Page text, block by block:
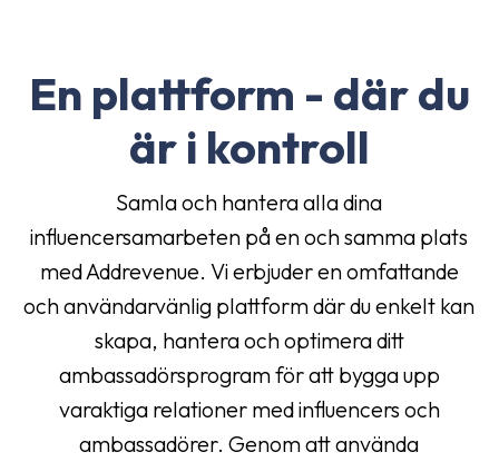
En plattform - där du
är i kontroll
Samla och hantera alla dina
influencersamarbeten på en och samma plats
med Addrevenue. Vi erbjuder en omfattande
och användarvänlig plattform där du enkelt kan
skapa, hantera och optimera ditt
ambassadörsprogram för att bygga upp
varaktiga relationer med influencers och
ambassadörer. Genom att använda